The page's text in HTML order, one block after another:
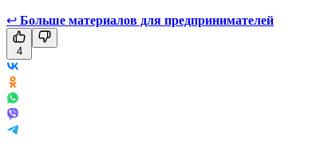
↩ Больше материалов для предпринимателей
4